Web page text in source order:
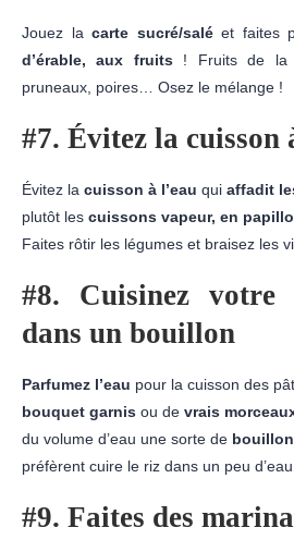
Jouez la carte sucré/saléet faites
d’érable, aux fruits! Fruits de la
pruneaux, poires… Osez le mélange !
#7. Évitez la cuisson
Évitez la cuisson à l’eau qui affadit
plutôt les cuissons vapeur, en
Faites rôtir les légumes et braisez les
#8. Cuisinez votre
dans un bouillon
Parfumez l’eau pour la cuisson des
bouquet garnis ou de vrais
du volume d’eau une sorte de bouillon
préfèrent cuire le riz dans un peu
#9. Faites des